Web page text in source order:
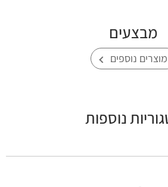
מבצעים
מוצרים נוספים
נוספות